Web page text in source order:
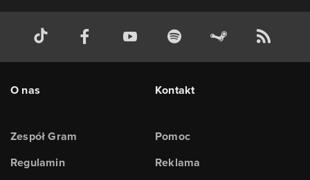
O nas
Zespół Gram
Regulamin
Kontakt
Pomoc
Reklama